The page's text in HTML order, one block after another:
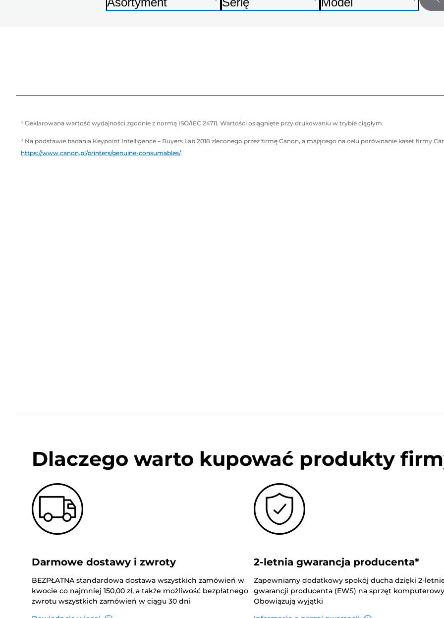
Enter,
D
a
Enter,
D
a
Enter,
D
¹ Deklarowana wartość wydajności zgodnie z normą ISO/IEC 24711. Wartości osiągnięte przy drukowaniu w trybie ciągłym.
² Na podstawie badania Keypoint Intelligence – Buyers Lab 2018 zleconego przez firmę Canon, a mającego na celu porównanie kaset firmy
https://www.canon.pl/printers/genuine-consumables/.
Dlaczego warto kupować produkty
Darmowe dostawy i zwroty
BEZPŁATNA standardowa dostawa wszystkich zamówień w
kwocie co najmniej 150,00 zł, a także możliwość bezpłatnego
zwrotu wszystkich zamówień w ciągu 30 dni
2-letnia gwarancja producenta*
Zapewniamy dodatkowy spokój ducha dzięki 2-
gwarancji producenta (EWS) na sprzęt
Obowiązują wyjątki